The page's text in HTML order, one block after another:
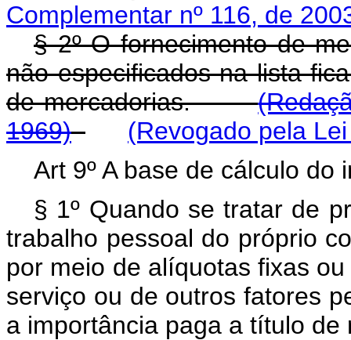
Complementar nº 116, de
§ 2º O fornecimento de
não especificados na lista
de mercadorias.
1969)
(Revogado pela
Art 9º A base de cálculo
§ 1º Quando se tratar de
trabalho pessoal do próprio
por meio de alíquotas fixas
serviço ou de outros fatores
a importância paga a título